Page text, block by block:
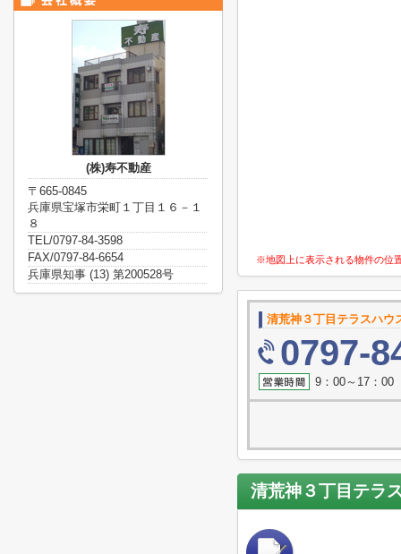
※地図上に表示される物件の位
清荒神３丁目テラスハウ
0797-
9：00～17：00
清荒神３丁目テラ
(株)寿不動産
〒665-0845
兵庫県宝塚市栄町１丁目１６－１
８
TEL/0797-84-3598
FAX/0797-84-6654
兵庫県知事 (13) 第200528号